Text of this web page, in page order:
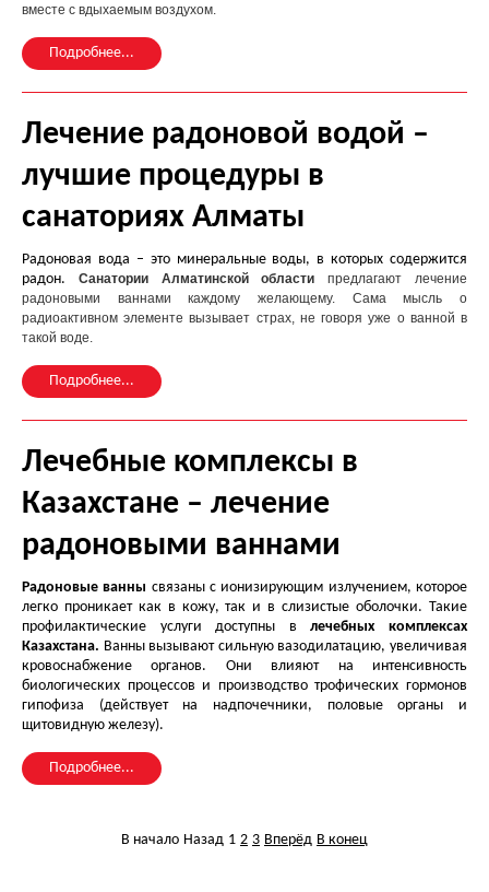
вместе с вдыхаемым воздухом.
Подробнее...
Лечение радоновой водой –
лучшие процедуры в
санаториях Алматы
Радоновая вода – это минеральные воды, в которых содержится
радон. Санатории Алматинской областипредлагают лечение
радоновыми ваннами каждому желающему. Сама мысль о
радиоактивном элементе вызывает страх, не говоря уже о ванной в
такой воде.
Подробнее...
Лечебные комплексы в
Казахстане – лечение
радоновыми ваннами
Радоновые ванны связаны с ионизирующим излучением, которое
легко проникает как в кожу, так и в слизистые оболочки. Такие
профилактические услуги доступны влечебных комплексах
Казахстана. Ванны вызывают сильную вазодилатацию, увеличивая
кровоснабжение органов. Они влияют на интенсивность
биологических процессов и производство трофических гормонов
гипофиза (действует на надпочечники, половые органы и
щитовидную железу).
Подробнее...
В начало Назад 1 2 3 Вперёд В конец